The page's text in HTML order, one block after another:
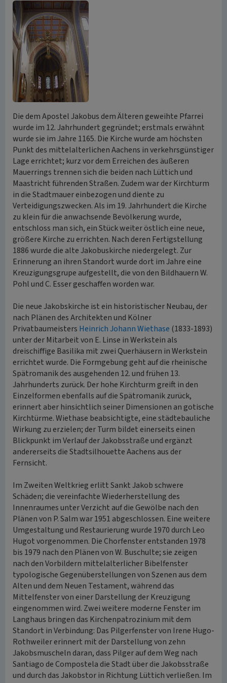
Die dem Apostel Jakobus dem Älteren geweihte Pfarrei
wurde im 12. Jahrhundert gegründet; erstmals erwähnt
wurde sie im Jahre 1165. Die Kirche wurde am höchsten
Punkt des mittelalterlichen Aachens in verkehrsgünstiger
Lage errichtet; kurz vor dem Erreichen des äußeren
Mauerrings trennen sich die beiden nach Lüttich und
Maastricht führenden Straßen. Zudem war der Kirchturm
in die Stadtmauer einbezogen und diente zu
Verteidigungszwecken. Als im 19. Jahrhundert die Kirche
zu klein für die anwachsende Bevölkerung wurde,
entschloss man sich, ein Stück weiter östlich eine neue,
größere Kirche zu errichten. Nach deren Fertigstellung
1886 wurde die alte Jakobuskirche niedergelegt. Zur
Erinnerung an ihren Standort wurde dort im Jahre eine
Kreuzigungsgrupe aufgestellt, die von den Bildhauern W.
Pohl und C. Esser geschaffen worden war.
Die neue Jakobskirche ist ein historistischer Neubau, der
nach Plänen des Architekten und Kölner
Privatbaumeisters Heinrich Johann Wiethase (1833-1893)
unter der Mitarbeit von E. Linse in Werkstein als
dreischiffige Basilika mit zwei Querhäusern in Werkstein
errichtet wurde. Die Formgebung geht auf die rheinische
Spätromanik des ausgehenden 12. und frühen 13.
Jahrhunderts zurück. Der hohe Kirchturm greift in den
Einzelformen ebenfalls auf die Spätromanik zurück,
erinnert aber hinsichtlich seiner Dimensionen an gotische
Kirchtürme. Wiethase beabsichtigte, eine städtebauliche
Wirkung zu erzielen; der Turm bildet einerseits einen
Blickpunkt im Verlauf der Jakobsstraße und ergänzt
andererseits die Stadtsilhouette Aachens aus der
Fernsicht.
Im Zweiten Weltkrieg erlitt Sankt Jakob schwere
Schäden; die vereinfachte Wiederherstellung des
Innenraumes unter Verzicht auf die Gewölbe nach den
Plänen von P. Salm war 1951 abgeschlossen. Eine weitere
Umgestaltung und Restaurierung wurde 1970 durch Leo
Hugot vorgenommen. Die Chorfenster entstanden 1978
bis 1979 nach den Plänen von W. Buschulte; sie zeigen
nach den Vorbildern mittelalterlicher Bibelfenster
typologische Gegenüberstellungen von Szenen aus dem
Alten und dem Neuen Testament, während das
Mittelfenster von einer Darstellung der Kreuzigung
eingenommen wird. Zwei weitere moderne Fenster im
Langhaus bringen das Kirchenpatrozinium mit dem
Standort in Verbindung: Das Pilgerfenster von Irene Hugo-
Rothweiler erinnert mit der Darstellung von zehn
Jakobsmuscheln daran, dass Pilger auf dem Weg nach
Santiago de Compostela die Stadt über die Jakobsstraße
und durch das Jakobstor in Richtung Lüttich verließen. Im